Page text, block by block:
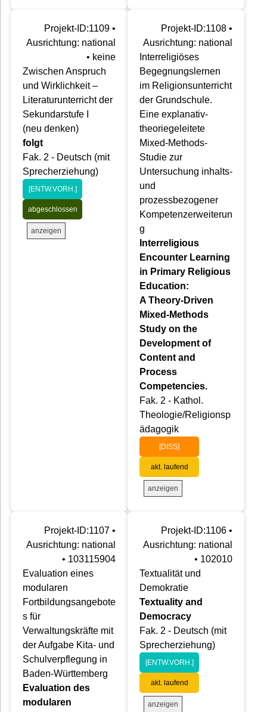
Projekt-ID:1109 •
Ausrichtung: national
• keine
Zwischen Anspruch
und Wirklichkeit –
Literaturunterricht der
Sekundarstufe I
(neu denken)
folgt
Fak. 2 - Deutsch (mit
Sprecherziehung)
[ENTW.VORH.]
abgeschlossen
anzeigen
Projekt-ID:1108 •
Ausrichtung: national
Interreligiöses
Begegnungslernen
im Religionsunterricht
der Grundschule.
Eine explanativ-
theoriegeleitete
Mixed-Methods-
Studie zur
Untersuchung inhalts-
und
prozessbezogener
Kompetenzerweiterun
g
Interreligious
Encounter Learning
in Primary Religious
Education:
A Theory-Driven
Mixed-Methods
Study on the
Development of
Content and
Process
Competencies.
Fak. 2 - Kathol.
Theologie/Religionsp
ädagogik
[DISS]
akt. laufend
anzeigen
Projekt-ID:1107 •
Ausrichtung: national
• 103115904
Evaluation eines
modularen
Fortbildungsangebote
s für
Verwaltungskräfte mit
der Aufgabe Kita- und
Schulverpflegung in
Baden-Württemberg
Evaluation des
modularen
Projekt-ID:1106 •
Ausrichtung: national
• 102010
Textualität und
Demokratie
Textuality and
Democracy
Fak. 2 - Deutsch (mit
Sprecherziehung)
[ENTW.VORH.]
akt. laufend
anzeigen